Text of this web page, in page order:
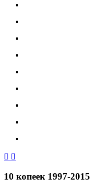
 
10 копеек 1997-2015